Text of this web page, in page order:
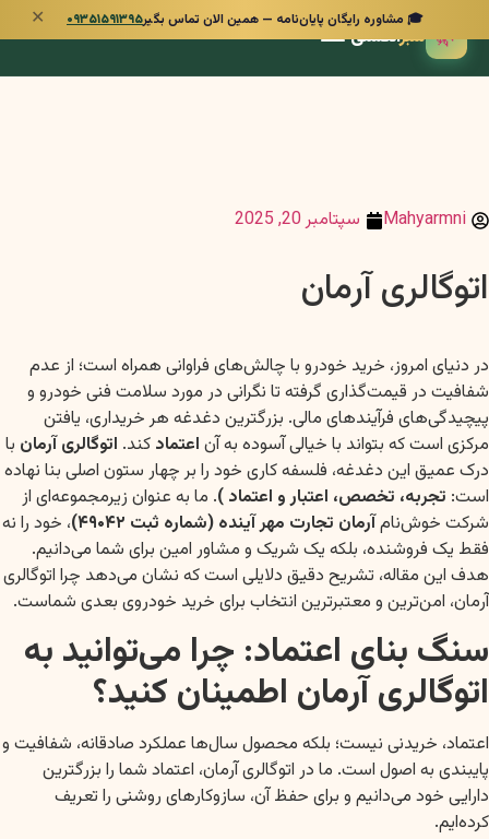
🎓 مشاوره رایگان پایان‌نامه — همین الان تماس بگیر۰۹۳۵۱۵۹۱۳۹۵ ✕
🌿 سبزانگشتی
Mahyarmni سپتامبر 20, 2025
اتوگالری آرمان
در دنیای امروز، خرید خودرو با چالش‌های فراوانی همراه است؛ از عدم
شفافیت در قیمت‌گذاری گرفته تا نگرانی در مورد سلامت فنی خودرو و
پیچیدگی‌های فرآیندهای مالی. بزرگترین دغدغه هر خریداری، یافتن
مرکزی است که بتواند با خیالی آسوده به آن اعتماد کند. اتوگالری آرمان با
درک عمیق این دغدغه، فلسفه کاری خود را بر چهار ستون اصلی بنا نهاده
است: تجربه، تخصص، اعتبار و اعتماد ). ما به عنوان زیرمجموعه‌ای از
شرکت خوش‌نامآرمان تجارت مهر آینده (شماره ثبت ۴۹۰۴۲)
، خود را نه
فقط یک فروشنده، بلکه یک شریک و مشاور امین برای شما می‌دانیم.
هدف این مقاله، تشریح دقیق دلایلی است که نشان می‌دهد چرا اتوگالری
آرمان، امن‌ترین و معتبرترین انتخاب برای خرید خودروی بعدی شماست.
سنگ بنای اعتماد: چرا می‌توانید به
اتوگالری آرمان اطمینان کنید؟
اعتماد، خریدنی نیست؛ بلکه محصول سال‌ها عملکرد صادقانه، شفافیت و
پایبندی به اصول است. ما در اتوگالری آرمان، اعتماد شما را بزرگترین
دارایی خود می‌دانیم و برای حفظ آن، سازوکارهای روشنی را تعریف
کرده‌ایم.